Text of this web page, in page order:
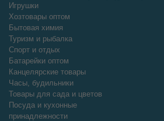
Игрушки
Хозтовары оптом
Бытовая химия
Туризм и рыбалка
Спорт и отдых
Батарейки оптом
Канцелярские товары
Часы, будильники
Товары для сада и цветов
Посуда и кухонные
принадлежности